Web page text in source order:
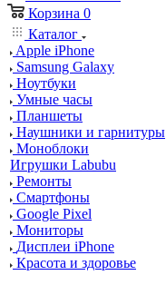
Корзина 0
Каталог
Apple iPhone
Samsung Galaxy
Ноутбуки
Умные часы
Планшеты
Наушники и гарнитуры
Моноблоки
Игрушки Labubu
Ремонты
Смартфоны
Google Pixel
Мониторы
Дисплеи iPhone
Красота и здоровье